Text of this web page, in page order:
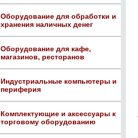
Оборудование для обработки и
хранения наличных денег
Оборудование для кафе,
магазинов, ресторанов
Индустриальные компьютеры и
периферия
Комплектующие и аксессуары к
торговому оборудованию